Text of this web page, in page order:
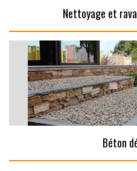
Nettoyage et
Béton